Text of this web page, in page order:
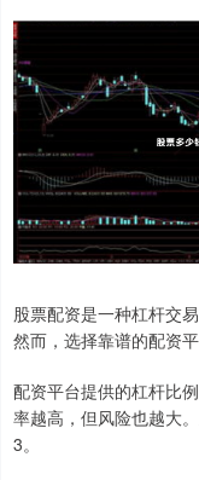
股票配资是一种杠杆交
然而，选择靠谱的配资
配资平台提供的杠杆比
率越高，但风险也越大
3。